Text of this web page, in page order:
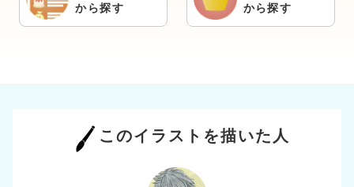
から探す
から探す
このイラストを描いた人